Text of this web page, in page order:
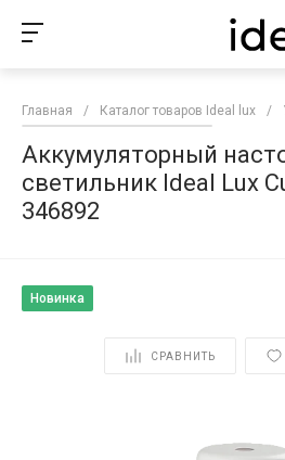
Главная / Каталог товаров Ideal lux /
Аккумуляторный
светильник Ideal Lux
346892
Новинка
СРАВНИТЬ